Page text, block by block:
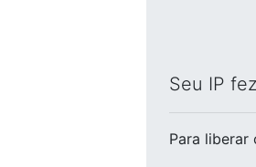
Seu IP
Para liberar